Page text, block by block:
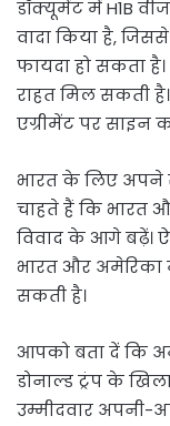
डॉक्यूमेंट में H1B
वादा किया है,
फायदा हो सकता
राहत मिल सकती
एग्रीमेंट पर साइन
भारत के लिए अपने
चाहते हैं कि भारत
विवाद के आगे बढ़ें।
भारत और अमेरिका
सकती है।
आपको बता दें कि
डोनाल्ड ट्रंप के
उम्मीदवार अपनी-